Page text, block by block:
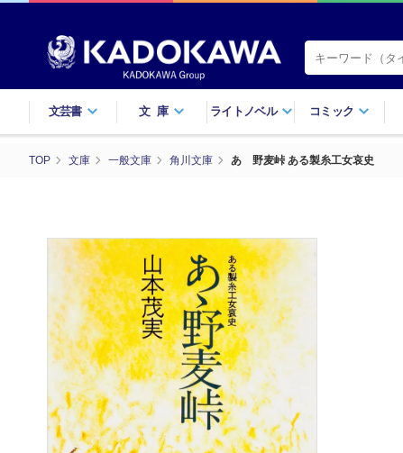
文芸書 文庫 ライトノベル コミック
TOP 文庫 一般文庫 角川文庫 あゝ野麦峠 ある製糸工女哀史